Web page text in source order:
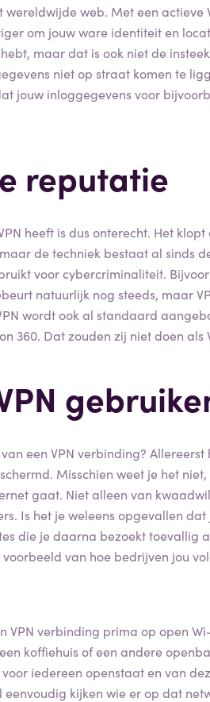
web. Met een actieve
om jouw ware identiteit en
maar dat is ook niet de
niet op straat komen te
jouw inloggegevens voor
reputatie
heeft is dus onterecht. Het
de techniek bestaat al sinds
voor cybercriminaliteit.
natuurlijk nog steeds, maar
wordt ook al standaard
360. Dat zouden zij niet doen
een VPN verbinding?
Misschien weet je het
gaat. Niet alleen van
Is het je weleens opgevallen
die je daarna bezoekt toevallig
van hoe bedrijven jou
VPN verbinding prima op open
koffiehuis of een andere
iedereen openstaat en van
eenvoudig kijken wie er op dat